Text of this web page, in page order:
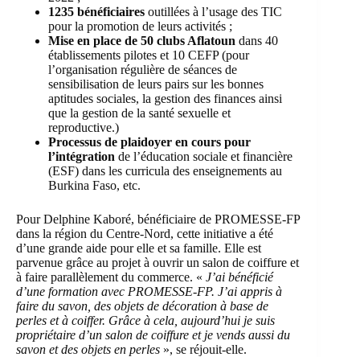
1235 bénéficiaires outillées à l’usage des TIC
pour la promotion de leurs activités ;
Mise en place de 50 clubs Aflatoun dans 40
établissements pilotes et 10 CEFP (pour
l’organisation régulière de séances de
sensibilisation de leurs pairs sur les bonnes
aptitudes sociales, la gestion des finances ainsi
que la gestion de la santé sexuelle et
reproductive.)
Processus de plaidoyer en cours pour
l’intégration de l’éducation sociale et financière
(ESF) dans les curricula des enseignements au
Burkina Faso, etc.
Pour Delphine Kaboré, bénéficiaire de PROMESSE-FP
dans la région du Centre-Nord, cette initiative a été
d’une grande aide pour elle et sa famille. Elle est
parvenue grâce au projet à ouvrir un salon de coiffure et
à faire parallèlement du commerce. « J’ai bénéficié
d’une formation avec PROMESSE-FP. J’ai appris à
faire du savon, des objets de décoration à base de
perles et à coiffer. Grâce à cela, aujourd’hui je suis
propriétaire d’un salon de coiffure et je vends aussi du
savon et des objets en perles », se réjouit-elle.